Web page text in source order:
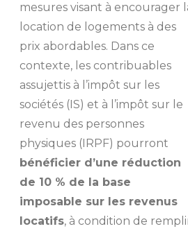
mesures visant à encourager
location de logements à des
prix abordables. Dans ce
contexte, les contribuables
assujettis à l’impôt sur les
sociétés (IS) et à l’impôt sur le
revenu des personnes
physiques (IRPF) pourront
bénéficier d’une réduction
de 10 % de la base
imposable sur les revenus
locatifs, à condition de